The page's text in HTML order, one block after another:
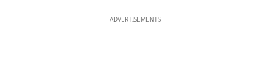
ADVERTISEMENTS